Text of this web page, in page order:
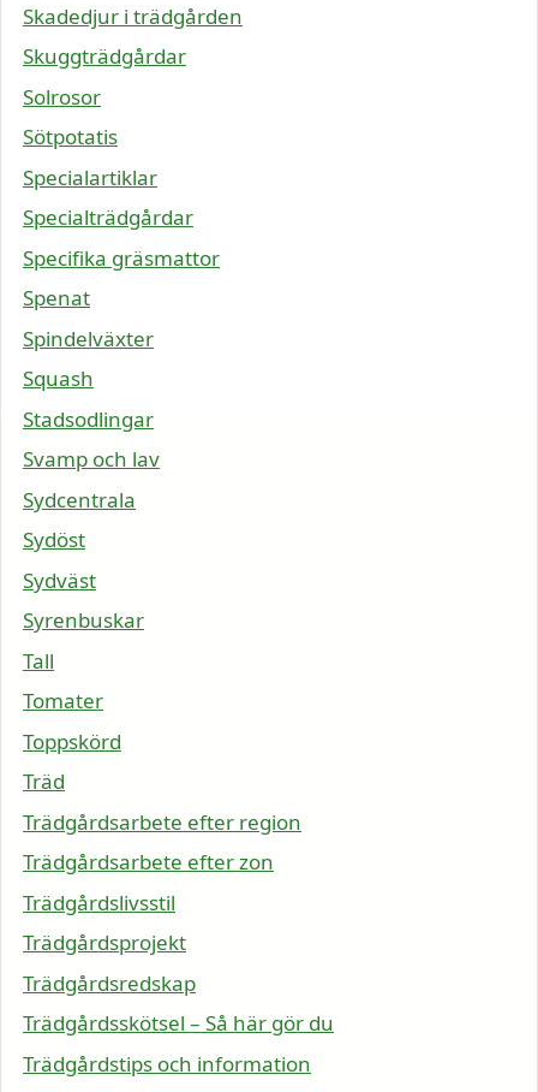
Skadedjur i trädgården
Skuggträdgårdar
Solrosor
Sötpotatis
Specialartiklar
Specialträdgårdar
Specifika gräsmattor
Spenat
Spindelväxter
Squash
Stadsodlingar
Svamp och lav
Sydcentrala
Sydöst
Sydväst
Syrenbuskar
Tall
Tomater
Toppskörd
Träd
Trädgårdsarbete efter region
Trädgårdsarbete efter zon
Trädgårdslivsstil
Trädgårdsprojekt
Trädgårdsredskap
Trädgårdsskötsel – Så här gör du
Trädgårdstips och information